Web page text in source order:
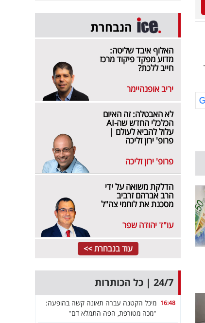
הנבחרת
האלוף איבד שליטה:
מדוע מפקד פיקוד מרכז
חייב ללכת?
יריב אופנהיימר
לא האבטלה: זה האיום
הכלכלי החדש שה-AI
עלול להביא לעולם |
פרופ' ירון זליכה
פרופ' ירון זליכה
הדלקת משואה על ידי
הרב אברהם זרביב
מסכנת את לוחמי צה"ל
עו"ד יהודה שפר
עוד בנבחרת >>
24/7 | כל הכותרות
16:48 מיכל הקטנה עברה תאונה קשה בהופעה:
"מכה מטורפת, הפה התמלא דם"